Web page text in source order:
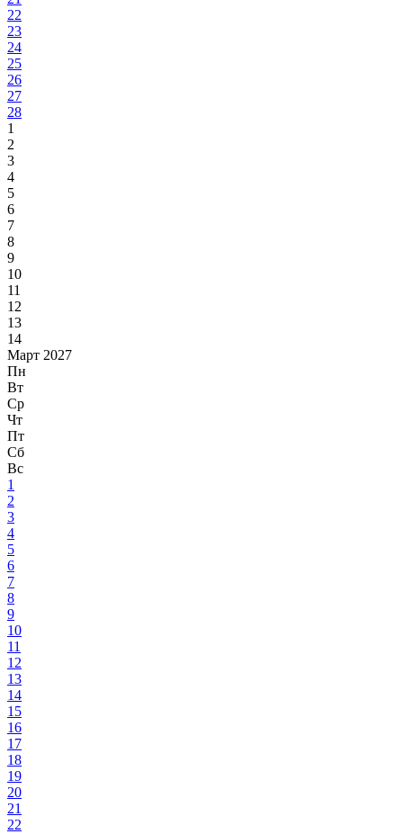
22
23
24
25
26
27
28
1
2
3
4
5
6
7
8
9
10
11
12
13
14
Март 2027
Пн
Вт
Ср
Чт
Пт
Сб
Вс
1
2
3
4
5
6
7
8
9
10
11
12
13
14
15
16
17
18
19
20
21
22